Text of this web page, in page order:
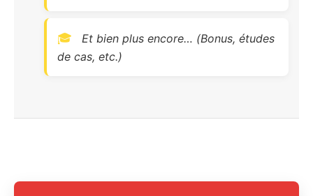
Et bien plus encore… (Bonus, études
de cas, etc.)